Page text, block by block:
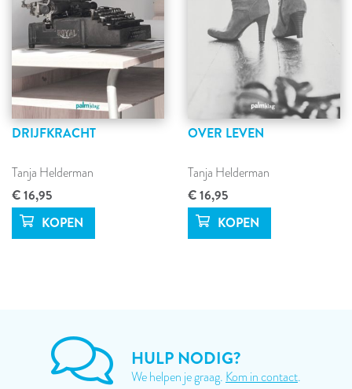
DRIJFKRACHT
Tanja Helderman
€ 16,95
OVER LEVEN
Tanja Helderman
€ 16,95
HULP NODIG?
We helpen je graag. Kom in contact.